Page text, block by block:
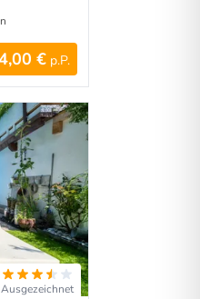
€ p.P.
Ausgezeichnet